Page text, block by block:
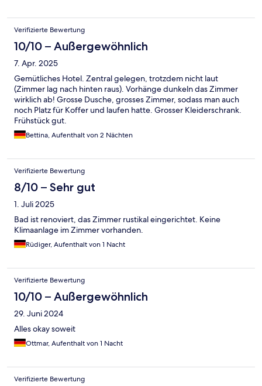
Verifizierte Bewertung
10/10 – Außergewöhnlich
7. Apr. 2025
Gemütliches Hotel. Zentral gelegen, trotzdem nicht laut
(Zimmer lag nach hinten raus). Vorhänge dunkeln das Zimmer
wirklich ab! Grosse Dusche, grosses Zimmer, sodass man auch
noch Platz für Koffer und laufen hatte. Grosser Kleiderschrank.
Frühstück gut.
Bettina, Aufenthalt von 2 Nächten
Verifizierte Bewertung
8/10 – Sehr gut
1. Juli 2025
Bad ist renoviert, das Zimmer rustikal eingerichtet. Keine
Klimaanlage im Zimmer vorhanden.
Rüdiger, Aufenthalt von 1 Nacht
Verifizierte Bewertung
10/10 – Außergewöhnlich
29. Juni 2024
Alles okay soweit
Ottmar, Aufenthalt von 1 Nacht
Verifizierte Bewertung